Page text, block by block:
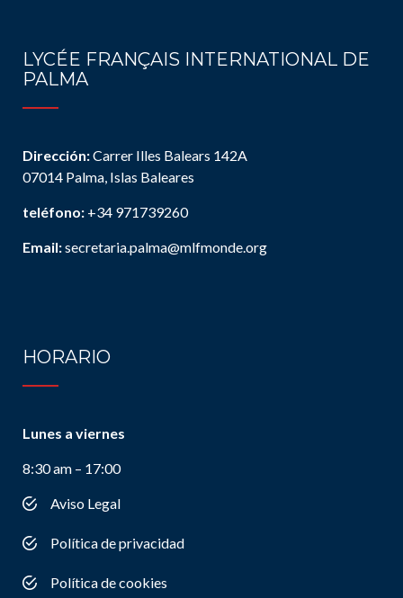
LYCÉE FRANÇAIS INTERNATIONAL DE
PALMA
Dirección:Carrer Illes Balears 142A
07014 Palma, Islas Baleares
teléfono: +34 971739260
Email:secretaria.palma@mlfmonde.org
HORARIO
Lunes a viernes
8:30 am – 17:00
Aviso Legal
Política de privacidad
Política de cookies